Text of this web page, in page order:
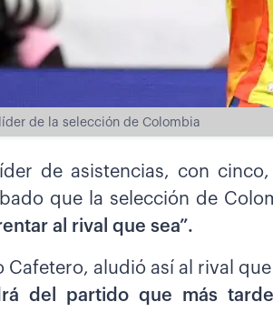
de la selección de Colombia
de asistencias, con
que la selección de
al rival que sea”.
Cafetero, aludió así al rival
del partido que más